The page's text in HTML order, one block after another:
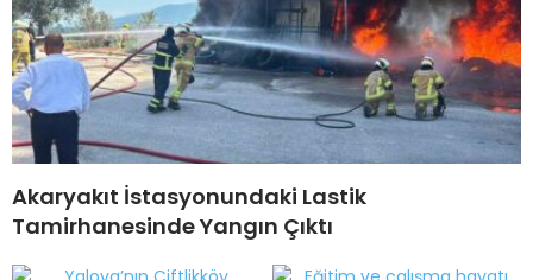
Akaryakıt İstasyonundaki Lastik
Tamirhanesinde Yangın Çıktı